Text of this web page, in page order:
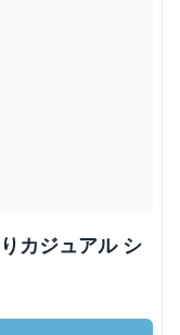
カジュアル シ